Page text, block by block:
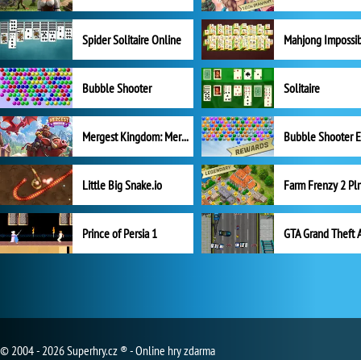
Spider Solitaire Online Mahjong
Bubble Shooter Solitaire
Mergest Kingdom: Merge Puzzle
Little Big Snake.io
Prince of Persia 1 GTA Grand Theft
© 2004 - 2026 Superhry.cz ® - Online hry zdarma